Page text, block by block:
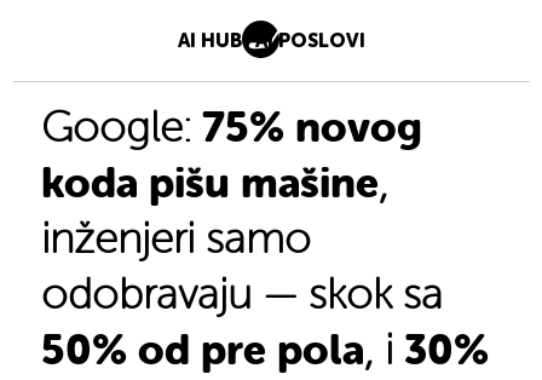
AI HUB AI POSLOVI
Google: 75% novog
koda pišu mašine,
inženjeri samo
odobravaju — skok sa
50% od pre pola, i 30%